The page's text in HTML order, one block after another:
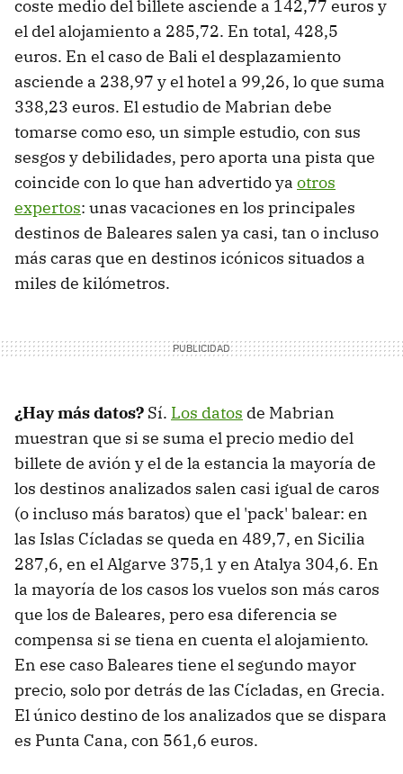
coste medio del billete asciende a 142,77 euros y
el del alojamiento a 285,72. En total, 428,5
euros. En el caso de Bali el desplazamiento
asciende a 238,97 y el hotel a 99,26, lo que suma
338,23 euros. El estudio de Mabrian debe
tomarse como eso, un simple estudio, con sus
sesgos y debilidades, pero aporta una pista que
coincide con lo que han advertido ya otros
expertos: unas vacaciones en los principales
destinos de Baleares salen ya casi, tan o incluso
más caras que en destinos icónicos situados a
miles de kilómetros.
¿Hay más datos? Sí. Los datos de Mabrian
muestran que si se suma el precio medio del
billete de avión y el de la estancia la mayoría de
los destinos analizados salen casi igual de caros
(o incluso más baratos) que el 'pack' balear: en
las Islas Cícladas se queda en 489,7, en Sicilia
287,6, en el Algarve 375,1 y en Atalya 304,6. En
la mayoría de los casos los vuelos son más caros
que los de Baleares, pero esa diferencia se
compensa si se tiena en cuenta el alojamiento.
En ese caso Baleares tiene el segundo mayor
precio, solo por detrás de las Cícladas, en Grecia.
El único destino de los analizados que se dispara
es Punta Cana, con 561,6 euros.